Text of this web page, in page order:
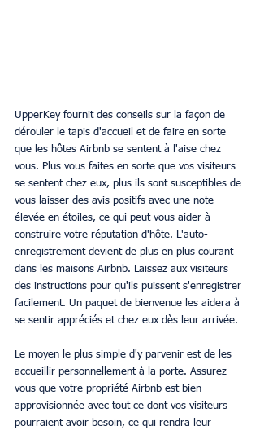
UpperKey fournit des conseils sur la façon de
dérouler le tapis d'accueil et de faire en sorte
que les hôtes Airbnb se sentent à l'aise chez
vous. Plus vous faites en sorte que vos visiteurs
se sentent chez eux, plus ils sont susceptibles de
vous laisser des avis positifs avec une note
élevée en étoiles, ce qui peut vous aider à
construire votre réputation d'hôte. L'auto-
enregistrement devient de plus en plus courant
dans les maisons Airbnb. Laissez aux visiteurs
des instructions pour qu'ils puissent s'enregistrer
facilement. Un paquet de bienvenue les aidera à
se sentir appréciés et chez eux dès leur arrivée.
Le moyen le plus simple d'y parvenir est de les
accueillir personnellement à la porte. Assurez-
vous que votre propriété Airbnb est bien
approvisionnée avec tout ce dont vos visiteurs
pourraient avoir besoin, ce qui rendra leur